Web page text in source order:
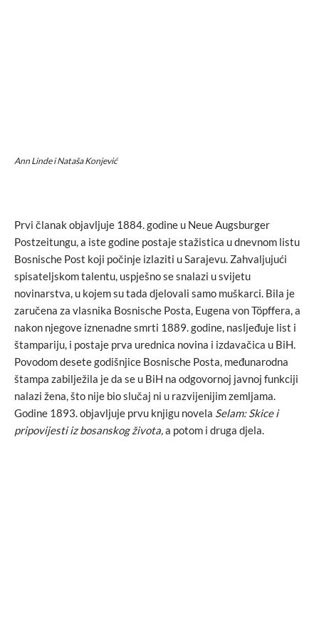
Ann Linde i Nataša Konjević
Prvi članak objavljuje 1884. godine u Neue Augsburger
Postzeitungu, a iste godine postaje stažistica u dnevnom listu
Bosnische Post koji počinje izlaziti u Sarajevu. Zahvaljujući
spisateljskom talentu, uspješno se snalazi u svijetu
novinarstva, u kojem su tada djelovali samo muškarci. Bila je
zaručena za vlasnika Bosnische Posta, Eugena von Töpffera, a
nakon njegove iznenadne smrti 1889. godine, nasljeđuje list i
štampariju, i postaje prva urednica novina i izdavačica u BiH.
Povodom desete godišnjice Bosnische Posta, međunarodna
štampa zabilježila je da se u BiH na odgovornoj javnoj funkciji
nalazi žena, što nije bio slučaj ni u razvijenijim zemljama.
Godine 1893. objavljuje prvu knjigu novela Selam: Skice i
pripovijesti iz bosanskog života,a potom i druga djela.